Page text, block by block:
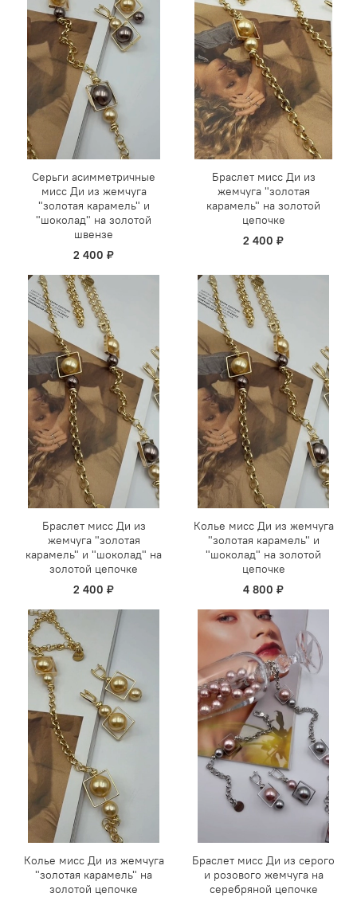
Серьги асимметричные
мисс Ди из жемчуга
"золотая карамель" и
"шоколад" на золотой
швензе
2 400 ₽
Браслет мисс Ди из
жемчуга "золотая
карамель" на золотой
цепочке
2 400 ₽
Браслет мисс Ди из
жемчуга "золотая
карамель" и "шоколад" на
золотой цепочке
2 400 ₽
Колье мисс Ди из жемчуга
"золотая карамель" и
"шоколад" на золотой
цепочке
4 800 ₽
Колье мисс Ди из жемчуга
"золотая карамель" на
золотой цепочке
Браслет мисс Ди из серого
и розового жемчуга на
серебряной цепочке